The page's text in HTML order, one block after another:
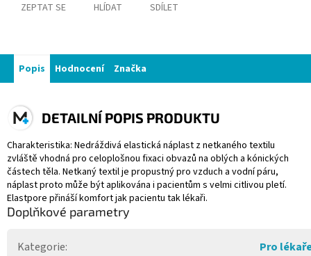
ZEPTAT SE HLÍDAT SDÍLET
Popis Hodnocení Značka
DETAILNÍ POPIS PRODUKTU
Charakteristika: Nedráždivá elastická náplast z netkaného textilu
zvláště vhodná pro celoplošnou fixaci obvazů na oblých a kónických
částech těla. Netkaný textil je propustný pro vzduch a vodní páru,
náplast proto může být aplikována i pacientům s velmi citlivou pletí.
Elastpore přináší komfort jak pacientu tak lékaři.
Doplňkové parametry
Kategorie:
Pro